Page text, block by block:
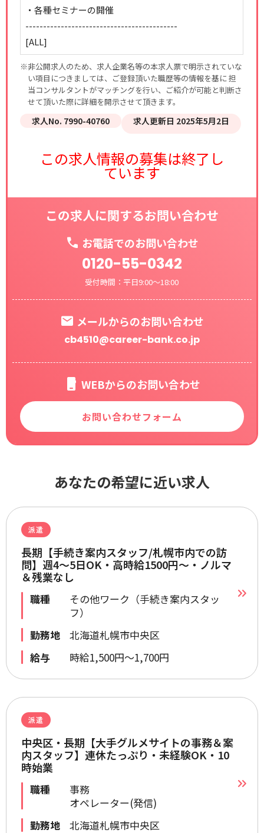
・各種セミナーの開催
-------------------------------------------
[ALL]
※非公開求人のため、求人企業名等の本求人票で明示されていな
い項目につきましては、ご登録頂いた職歴等の情報を基に 担
当コンサルタントがマッチングを行い、ご紹介が可能と判断さ
せて頂いた際に詳細を開示させて頂きます。
求人No. 7990-40760 求人更新日 2025年5月2日
この求人情報の募集は終了し
ています
この求人に関するお問い合わせ
お電話でのお問い合わせ
0120-55-0342
受付時間：平日9:00～18:00
メールからのお問い合わせ
cb4510@career-bank.co.jp
WEBからのお問い合わせ
お問い合わせフォーム
あなたの希望に近い求人
派遣
長期【手続き案内スタッフ/札幌市内での訪
問】週4～5日OK・高時給1500円～・ノルマ
＆残業なし
職種
その他ワーク（手続き案内スタッ
フ）
勤務地
北海道札幌市中央区
給与
時給1,500円～1,700円
派遣
中央区・長期【大手グルメサイトの事務＆案
内スタッフ】連休たっぷり・未経験OK・10
時始業
職種
事務
オペレーター(発信)
勤務地
北海道札幌市中央区